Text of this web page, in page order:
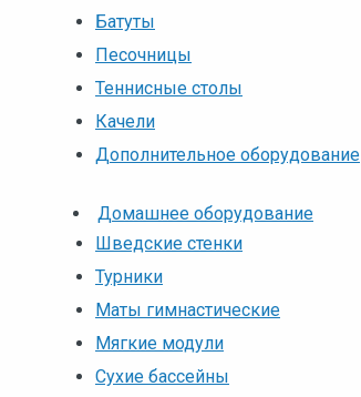
Батуты
Песочницы
Теннисные столы
Качели
Дополнительное оборудование
Домашнее оборудование
Шведские стенки
Турники
Маты гимнастические
Мягкие модули
Сухие бассейны